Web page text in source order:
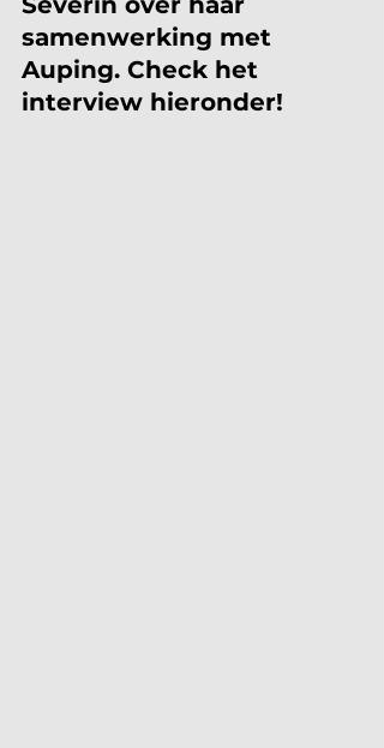
samenwerking met
Auping. Check het
interview hieronder!